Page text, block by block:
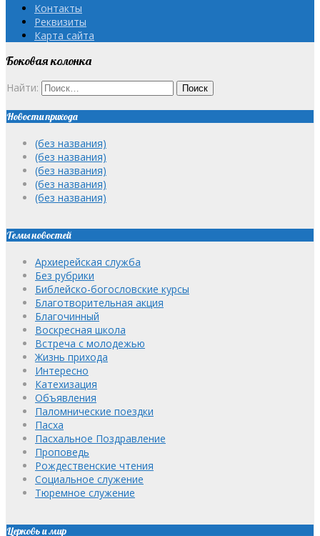
Контакты
Реквизиты
Карта сайта
Боковая колонка
Найти:
Новости прихода
(без названия)
(без названия)
(без названия)
(без названия)
(без названия)
Темы новостей
Архиерейская служба
Без рубрики
Библейско-богословские курсы
Благотворительная акция
Благочинный
Воскресная школа
Встреча с молодежью
Жизнь прихода
Интересно
Катехизация
Объявления
Паломнические поездки
Пасха
Пасхальное Поздравление
Проповедь
Рождественские чтения
Социальное служение
Тюремное служение
Церковь и мир